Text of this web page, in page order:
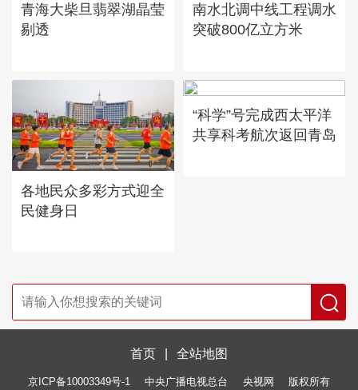
青海大柴旦翡翠湖晶莹
剔透
南水北调中线工程调水
突破800亿立方米
各地民众多彩方式迎全
民健身日
“科学”号完成西太平洋
共享科考航次返回青岛
首页 全站地图
京ICP备10003349号-1 中央广播电视总台 央视网 版权所有